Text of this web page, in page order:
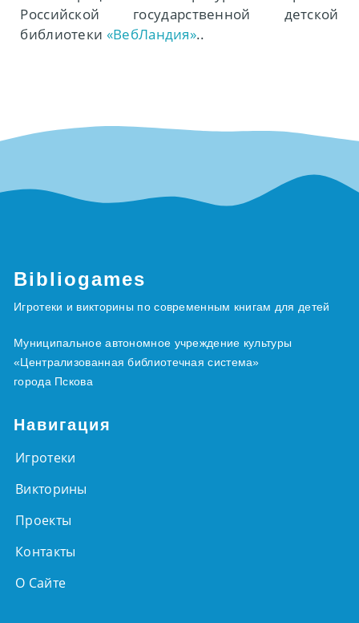
Российской государственной детской
библиотеки «ВебЛандия»..
Bibliogames
Игротеки и викторины по современным книгам для детей
Муниципальное автономное учреждение культуры
«Централизованная библиотечная система»
города Пскова
Навигация
Игротеки
Викторины
Проекты
Контакты
О Сайте